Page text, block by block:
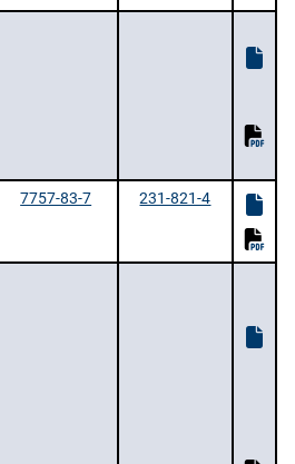
7757-83-7 231-821-4